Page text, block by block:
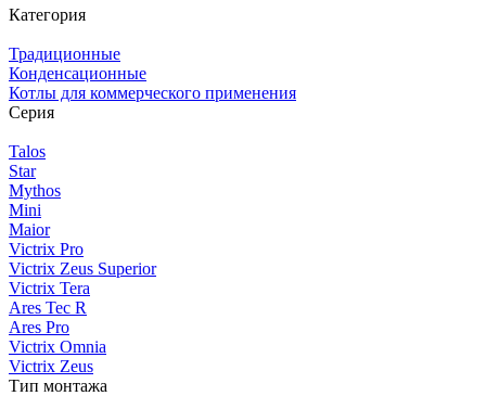
Категория
Традиционные
Конденсационные
Котлы для коммерческого применения
Серия
Talos
Star
Mythos
Mini
Maior
Victrix Pro
Victrix Zeus Superior
Victrix Tera
Ares Tec R
Ares Pro
Victrix Omnia
Victrix Zeus
Тип монтажа